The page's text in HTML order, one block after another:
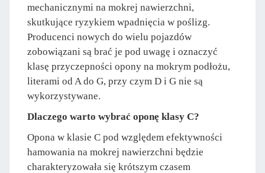
mechanicznymi na mokrej nawierzchni,
skutkujące ryzykiem wpadnięcia w poślizg.
Producenci nowych do wielu pojazdów
zobowiązani są brać je pod uwagę i oznaczyć
klasę przyczepności opony na mokrym podłożu,
literami od A do G, przy czym D i G nie są
wykorzystywane.
Dlaczego warto wybrać oponę klasy C?
Opona w klasie C pod względem efektywności
hamowania na mokrej nawierzchni będzie
charakteryzowała się krótszym czasem